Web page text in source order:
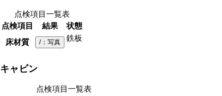
点検項目一覧表
点検項目
結果
状態
床材質
/ ：写真 鉄板
キャビン
点検項目一覧表